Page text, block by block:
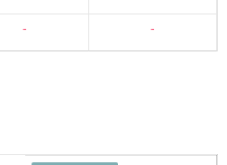
- -